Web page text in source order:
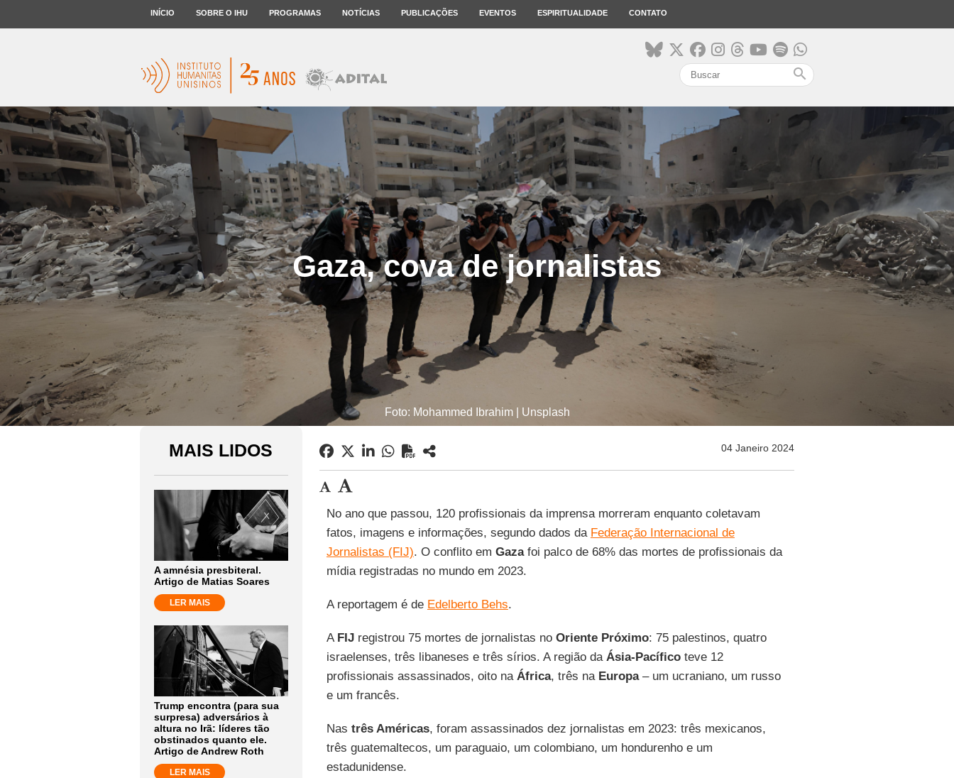
INÍCIO SOBRE O IHU PROGRAMAS NOTÍCIAS PUBLICAÇÕES EVENTOS ESPIRITUALIDADE CONTATO
search
Gaza, cova de jornalistas
Foto: Mohammed Ibrahim | Unsplash
MAIS LIDOS
A amnésia presbiteral.
Artigo de Matias Soares
LER MAIS
Trump encontra (para sua
surpresa) adversários à
altura no Irã: líderes tão
obstinados quanto ele.
Artigo de Andrew Roth
LER MAIS
04 Janeiro 2024
No ano que passou, 120 profissionais da imprensa morreram enquanto coletavam
fatos, imagens e informações, segundo dados da Federação Internacional de
Jornalistas (FIJ). O conflito em Gazafoi palco de 68% das mortes de profissionais da
mídia registradas no mundo em 2023.
A reportagem é de Edelberto Behs.
A FIJregistrou 75 mortes de jornalistas no Oriente Próximo: 75 palestinos, quatro
israelenses, três libaneses e três sírios. A região da Ásia-Pacíficoteve 12
profissionais assassinados, oito na África, três na Europa– um ucraniano, um russo
e um francês.
Nas três Américas, foram assassinados dez jornalistas em 2023: três mexicanos,
três guatemaltecos, um paraguaio, um colombiano, um hondurenho e um
estadunidense.